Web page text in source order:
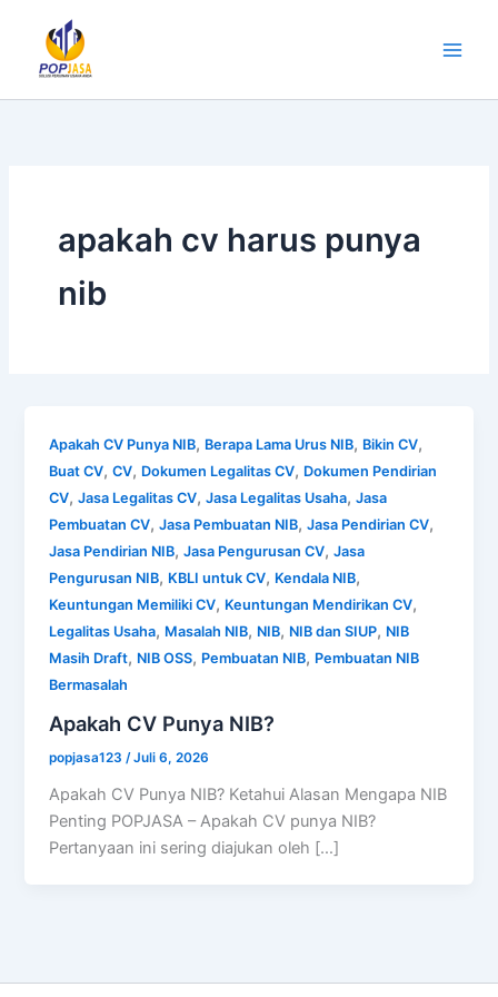
konten
apakah cv harus punya
nib
Apakah CV Punya NIB, Berapa Lama Urus NIB, Bikin CV,
Buat CV,CV, Dokumen Legalitas CV, Dokumen Pendirian
CV,Jasa Legalitas CV,Jasa Legalitas Usaha,Jasa
Pembuatan CV,Jasa Pembuatan NIB,Jasa Pendirian CV,
Jasa Pendirian NIB,Jasa Pengurusan CV,Jasa
Pengurusan NIB, KBLI untuk CV, Kendala NIB,
Keuntungan Memiliki CV, Keuntungan Mendirikan CV,
Legalitas Usaha, Masalah NIB, NIB, NIB dan SIUP, NIB
Masih Draft, NIB OSS, Pembuatan NIB, Pembuatan NIB
Bermasalah
Apakah CV Punya NIB?
popjasa123 /Juli 6, 2026
Apakah CV Punya NIB? Ketahui Alasan Mengapa NIB
Penting POPJASA – Apakah CV punya NIB?
Pertanyaan ini sering diajukan oleh […]